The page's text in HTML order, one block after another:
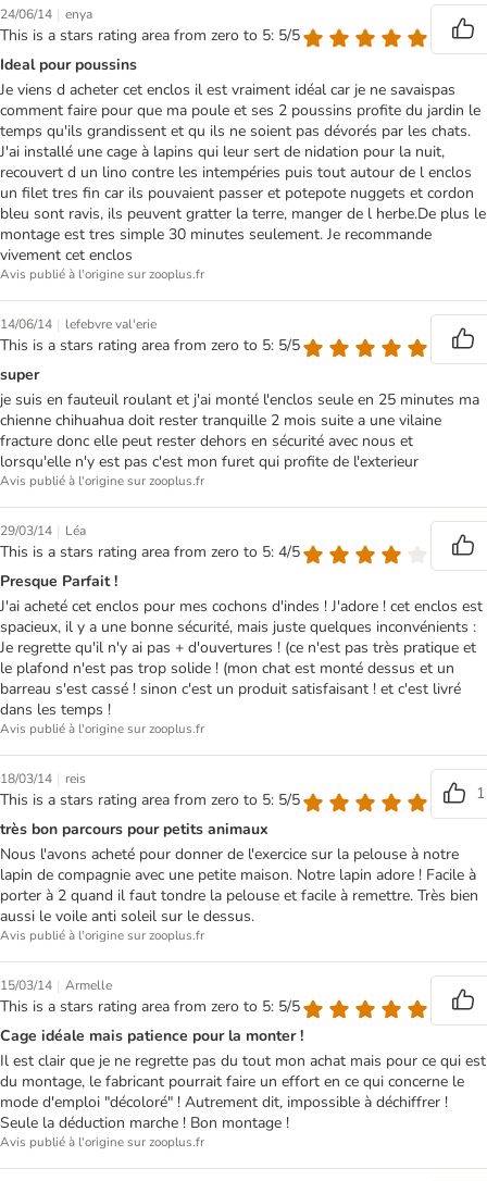
24/06/14 | enya
This is a stars rating area from zero to 5: 5/5
Ideal pour poussins
Je viens d acheter cet enclos il est vraiment idéal car je ne savaispas
comment faire pour que ma poule et ses 2 poussins profite du jardin le
temps qu'ils grandissent et qu ils ne soient pas dévorés par les chats.
J'ai installé une cage à lapins qui leur sert de nidation pour la nuit,
recouvert d un lino contre les intempéries puis tout autour de l enclos
un filet tres fin car ils pouvaient passer et potepote nuggets et cordon
bleu sont ravis, ils peuvent gratter la terre, manger de l herbe.De plus le
montage est tres simple 30 minutes seulement. Je recommande
vivement cet enclos
Avis publié à l'origine sur zooplus.fr
14/06/14 | lefebvre val'erie
This is a stars rating area from zero to 5: 5/5
super
je suis en fauteuil roulant et j'ai monté l'enclos seule en 25 minutes ma
chienne chihuahua doit rester tranquille 2 mois suite a une vilaine
fracture donc elle peut rester dehors en sécurité avec nous et
lorsqu'elle n'y est pas c'est mon furet qui profite de l'exterieur
Avis publié à l'origine sur zooplus.fr
29/03/14 | Léa
This is a stars rating area from zero to 5: 4/5
Presque Parfait !
J'ai acheté cet enclos pour mes cochons d'indes ! J'adore ! cet enclos est
spacieux, il y a une bonne sécurité, mais juste quelques inconvénients :
Je regrette qu'il n'y ai pas + d'ouvertures ! (ce n'est pas très pratique et
le plafond n'est pas trop solide ! (mon chat est monté dessus et un
barreau s'est cassé ! sinon c'est un produit satisfaisant ! et c'est livré
dans les temps !
Avis publié à l'origine sur zooplus.fr
18/03/14 | reis
This is a stars rating area from zero to 5: 5/5
1
très bon parcours pour petits animaux
Nous l'avons acheté pour donner de l'exercice sur la pelouse à notre
lapin de compagnie avec une petite maison. Notre lapin adore ! Facile à
porter à 2 quand il faut tondre la pelouse et facile à remettre. Très bien
aussi le voile anti soleil sur le dessus.
Avis publié à l'origine sur zooplus.fr
15/03/14 | Armelle
This is a stars rating area from zero to 5: 5/5
Cage idéale mais patience pour la monter !
Il est clair que je ne regrette pas du tout mon achat mais pour ce qui est
du montage, le fabricant pourrait faire un effort en ce qui concerne le
mode d'emploi "décoloré" ! Autrement dit, impossible à déchiffrer !
Seule la déduction marche ! Bon montage !
Avis publié à l'origine sur zooplus.fr